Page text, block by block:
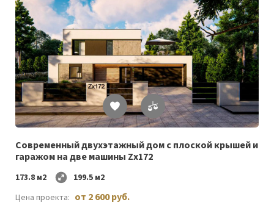
Список
желаемого
Cовременный двухэтажный дом с плоской крышей и
гаражом на две машины Zx172
173.8 м2
199.5 м2
Цена проекта: от 2 600 руб.